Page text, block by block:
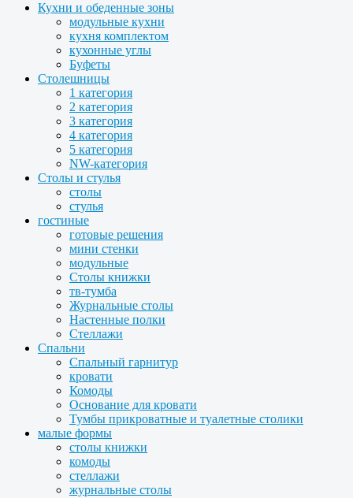
Кухни и обеденные зоны
модульные кухни
кухня комплектом
кухонные углы
Буфеты
Столешницы
1 категория
2 категория
3 категория
4 категория
5 категория
NW-категория
Столы и стулья
столы
стулья
гостиные
готовые решения
мини стенки
модульные
Столы книжки
тв-тумба
Журнальные столы
Настенные полки
Стеллажи
Спальни
Спальный гарнитур
кровати
Комоды
Основание для кровати
Тумбы прикроватные и туалетные столики
малые формы
столы книжки
комоды
стеллажи
журнальные столы